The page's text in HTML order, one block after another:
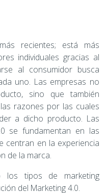
recientes; está más
individuales gracias al
al consumidor busca
uno. Las empresas no
sino que también
razones por las cuales
a dicho producto. Las
se fundamentan en las
centran en la experiencia
de la marca.
los tipos de marketing
del Marketing 4.0.